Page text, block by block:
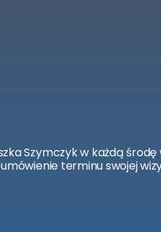
Szymczyk w każdą środę
terminu swojej